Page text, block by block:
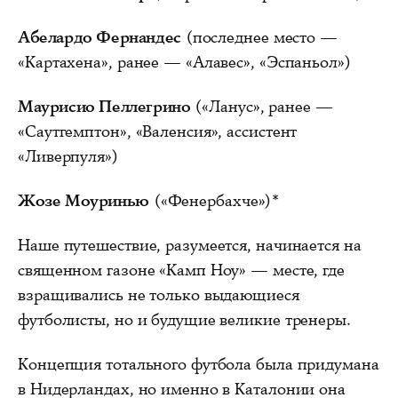
Абелардо Фернандес (последнее место —
«Картахена», ранее — «Алавес», «Эспаньол»)
Маурисио Пеллегрино («Ланус», ранее —
«Саутгемптон», «Валенсия», ассистент
«Ливерпуля»)
Жозе Моуринью («Фенербахче»)*
Наше путешествие, разумеется, начинается на
священном газоне «Камп Ноу» — месте, где
взращивались не только выдающиеся
футболисты, но и будущие великие тренеры.
Концепция тотального футбола была придумана
в Нидерландах, но именно в Каталонии она